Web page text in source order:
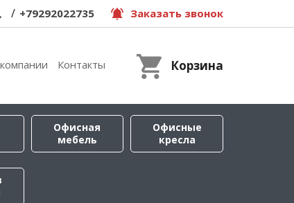
/ +79292022735 Заказать звонок
Контакты Корзина
Офисная
мебель
Офисные
кресла